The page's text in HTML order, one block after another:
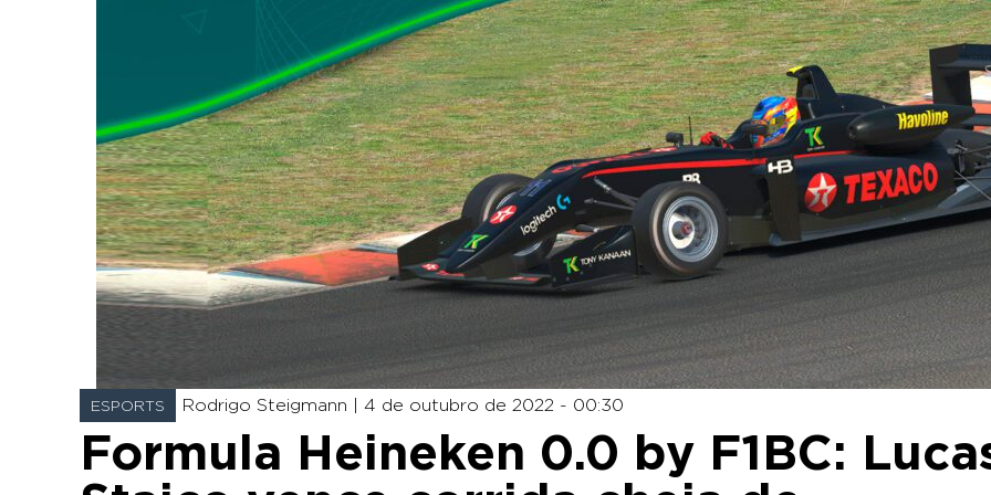
ESPORTS Rodrigo Steigmann | 4 de outubro de 2022 - 00:30
Formula Heineken 0.0 by F1BC: